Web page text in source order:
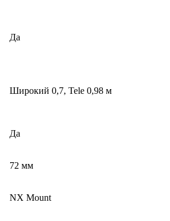
Да
Широкий 0,7, Tele 0,98 м
Да
72 мм
NX Mount